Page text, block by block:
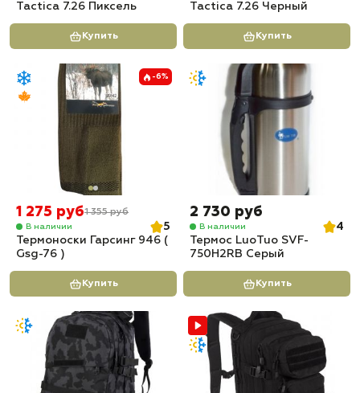
Tactica 7.26 Пиксель
Купить
Tactica 7.26 Черный
Купить
-6%
1 275 руб1 355 руб
В наличии
5
Термоноски Гарсинг 946 (
Gsg-76 )
Купить
2 730 руб
В наличии
4
Термос LuoTuo SVF-
750H2RB Серый
Купить